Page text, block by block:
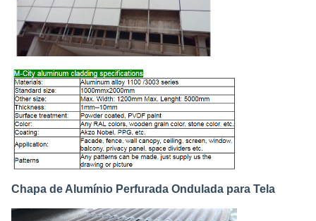
Chapa de Alumínio Perfurada Ondulada para Tela